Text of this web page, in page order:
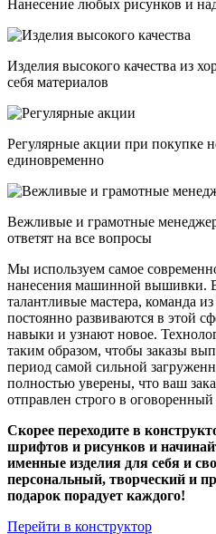
Нанесение любых рисунков и
Изделия высокого качества из
себя материалов
Регулярные акции при покупке
единовременно
Вежливые и грамотные
ответят на все вопросы
Мы используем самое
нанесения машинной вышивки.
талантливые мастера, команда
постоянно развиваются в этой
навыки и узнают новое.
таким образом, чтобы заказы
период самой сильной
полностью уверены, что ваш
отправлен строго в оговоренный
Скорее переходите в
шрифтов и рисунков и
именные изделия для себя и
персональный, творческий и
подарок порадует каждого!
Перейти в конструктор